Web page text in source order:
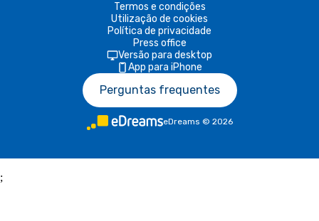
Termos e condições
Utilização de cookies
Política de privacidade
Press office
Versão para desktop
App para iPhone
Perguntas frequentes
eDreams © 2026
;